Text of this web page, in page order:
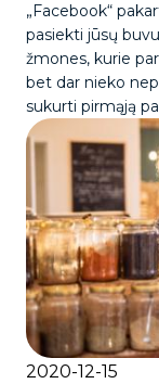
„Facebook“
pasiekti jūsų
žmones, kurie
bet dar nieko
sukurti pirmąją
2020-12-15